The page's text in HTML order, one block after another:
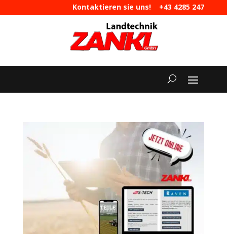
Kontaktieren sie uns! +43 4285 247
|maschinen@landtechnik-zankl.at